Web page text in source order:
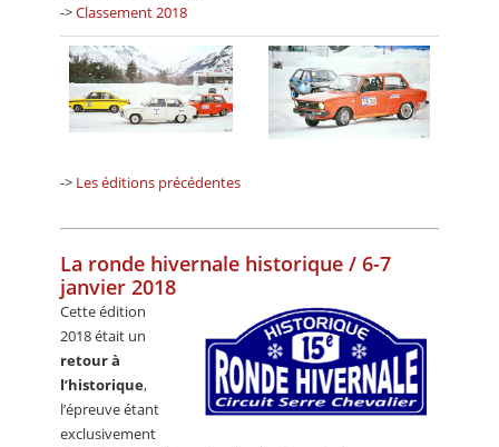
->Classement 2018
-> Les éditions précédentes
La ronde hivernale historique / 6-7
janvier 2018
Cette édition
2018 était un
retour à
l’historique,
l’épreuve étant
exclusivement